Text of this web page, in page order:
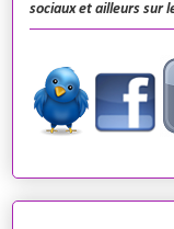
sociaux et ailleurs sur